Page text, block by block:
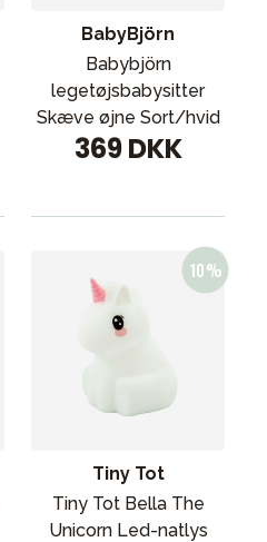
BabyBjörn
Babybjörn
legetøjsbabysitter
Skæve øjne Sort/hvid
369 DKK
Tiny Tot
Tiny Tot Bella The
Unicorn Led-natlys